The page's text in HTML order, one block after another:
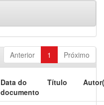
Anterior 1 Próximo
Data do
documento
Título